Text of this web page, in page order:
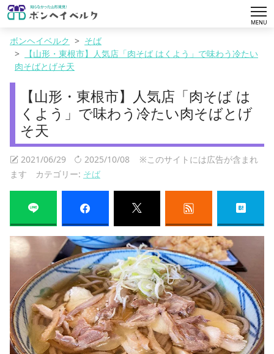
MENU
ボンヘイベルク
そば
【山形・東根市】人気店「肉そば はくよう」で味わう冷たい
肉そばとげそ天
【山形・東根市】人気店「肉そば は
くよう」で味わう冷たい肉そばとげ
そ天
2021/06/29 2025/10/08 ※このサイトには広告が含まれ
ます カテゴリー: そば